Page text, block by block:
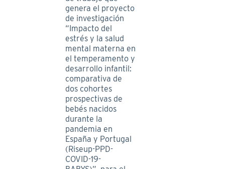
genera el proyecto
de investigación
“Impacto del
estrés y la salud
mental materna en
el temperamento y
desarrollo infantil:
comparativa de
dos cohortes
prospectivas de
bebés nacidos
durante la
pandemia en
España y Portugal
(Riseup-PPD-
COVID-19-